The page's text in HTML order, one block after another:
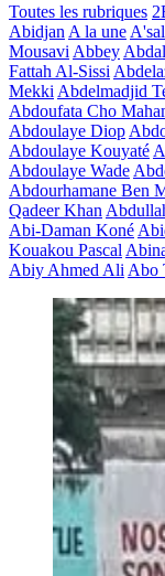
Toutes les rubriques
Abidjan A la une
Mousavi Abbey
Fattah Al-Sissi
Mekki Abdelmadjid
Abdoufata Cho
Abdoulaye Diop
Abdoulaye Kouyaté
Abdoulaye Wade
Abdourhamane Ben
Qadeer Khan
Abi-Daman Koné
Kouakou Pascal
Abiy Ahmed Ali Abo